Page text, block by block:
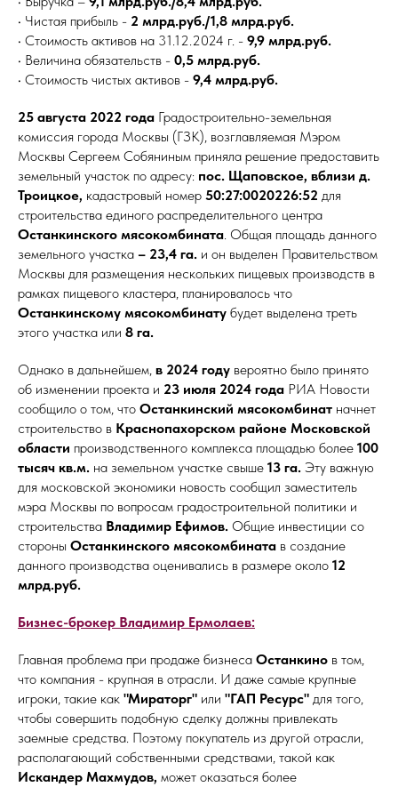
• Чистая прибыль - 2 млрд.руб./1,8 млрд.руб.
• Стоимость активов на 31.12.2024 г. - 9,9 млрд.руб.
• Величина обязательств - 0,5 млрд.руб.
• Стоимость чистых активов - 9,4 млрд.руб.
25 августа 2022 года Градостроительно-земельная
комиссия города Москвы (ГЗК), возглавляемая Мэром
Москвы Сергеем Собяниным приняла решение предоставить
земельный участок по адресу: пос. Щаповское, вблизи д.
Троицкое, кадастровый номер 50:27:0020226:52 для
строительства единого распределительного центра
Останкинского мясокомбината. Общая площадь данного
земельного участка – 23,4 га. и он выделен Правительством
Москвы для размещения нескольких пищевых производств в
рамках пищевого кластера, планировалось что
Останкинскому мясокомбинату будет выделена треть
этого участка или 8 га.
Однако в дальнейшем, в 2024 году вероятно было принято
об изменении проекта и 23 июля 2024 года РИА Новости
сообщило о том, что Останкинский мясокомбинат начнет
строительство в Краснопахорском районе Московской
области производственного комплекса площадью более 100
тысяч кв.м. на земельном участке свыше 13 га. Эту важную
для московской экономики новость сообщил заместитель
мэра Москвы по вопросам градостроительной политики и
строительства Владимир Ефимов. Общие инвестиции со
стороны Останкинского мясокомбината в создание
данного производства оценивались в размере около 12
млрд.руб.
Бизнес-брокер Владимир Ермолаев:
Главная проблема при продаже бизнеса Останкино в том,
что компания - крупная в отрасли. И даже самые крупные
игроки, такие как "Мираторг" или "ГАП Ресурс" для того,
чтобы совершить подобную сделку должны привлекать
заемные средства. Поэтому покупатель из другой отрасли,
располагающий собственными средствами, такой как
Искандер Махмудов, может оказаться более